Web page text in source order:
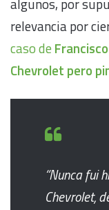
relevancia por
caso de
Chevrolet pero
“Nunca fui
Chevrolet,